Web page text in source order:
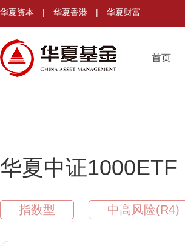
华夏资本 | 华夏香港 | 华夏财富
首页
华夏中证1000ETF
指数型 中高风险(R4)